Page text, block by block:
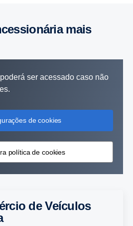
ser acessado caso não
de cookies
política de cookies